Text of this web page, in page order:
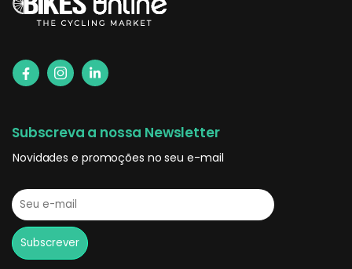
Subscreva a nossa Newsletter
Novidades e promoções no seu e-mail